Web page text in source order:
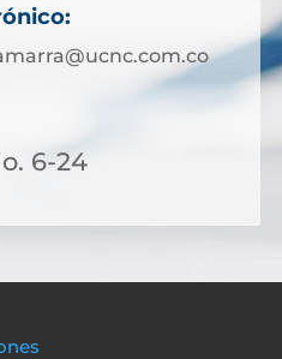
6-24